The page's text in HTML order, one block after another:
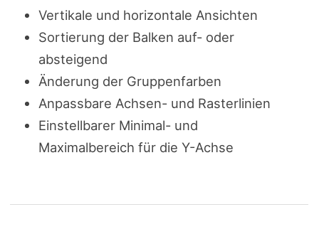
Vertikale und horizontale Ansichten
Sortierung der Balken auf- oder
absteigend
Änderung der Gruppenfarben
Anpassbare Achsen- und Rasterlinien
Einstellbarer Minimal- und
Maximalbereich für die Y-Achse